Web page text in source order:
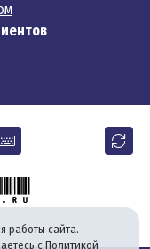
работы сайта.
с Политикой